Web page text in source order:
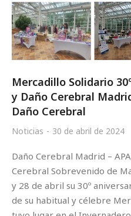
Mercadillo Solidario
y Daño Cerebral
Daño Cerebral
Noticias 30 de abril de 2024
Daño Cerebral Madrid –
Cerebral Sobrevenido de
y 28 de abril su 30º
de su habitual y célebre